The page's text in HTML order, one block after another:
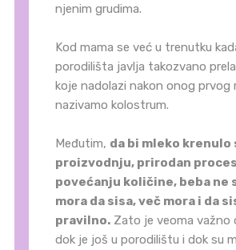
njenim grudima.
Kod mama se već u trenutku
porodilišta javlja takozvano
koje nadolazi nakon onog prvog
nazivamo kolostrum.
Međutim, da bi mleko krenulo
proizvodnju, prirodan
povećanju količine, beba ne
mora da sisa, več mora i da
pravilno. Zato je veoma važno
dok je još u porodilištu i dok su